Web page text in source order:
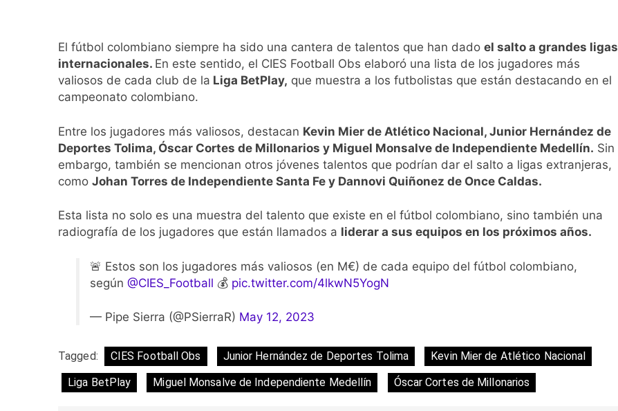
El fútbol colombiano siempre ha sido una cantera de talentos que han dado el salto a grandes ligas
internacionales. En este sentido, el CIES Football Obs elaboró una lista de los jugadores más
valiosos de cada club de la Liga BetPlay, que muestra a los futbolistas que están destacando en el
campeonato colombiano.
Entre los jugadores más valiosos, destacan Kevin Mier de Atlético Nacional, Junior Hernández de
Deportes Tolima, Óscar Cortes de Millonarios y Miguel Monsalve de Independiente Medellín. Sin
embargo, también se mencionan otros jóvenes talentos que podrían dar el salto a ligas extranjeras,
como Johan Torres de Independiente Santa Fe y Dannovi Quiñonez de Once Caldas.
Esta lista no solo es una muestra del talento que existe en el fútbol colombiano, sino también una
radiografía de los jugadores que están llamados a liderar a sus equipos en los próximos años.
🚨 Estos son los jugadores más valiosos (en M€) de cada equipo del fútbol colombiano,
según @CIES_Football 💰 pic.twitter.com/4lkwN5YogN
— Pipe Sierra (@PSierraR) May 12, 2023
Tagged: CIES Football Obs Junior Hernández de Deportes Tolima
Kevin Mier de Atlético Nacional
Liga BetPlay
Miguel Monsalve de Independiente Medellín Óscar Cortes de Millonarios